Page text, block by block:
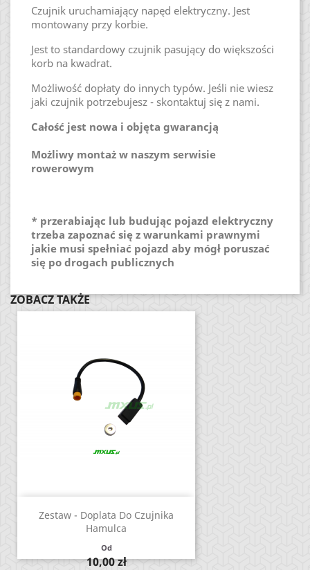
Czujnik uruchamiający napęd elektryczny. Jest
montowany przy korbie.
Jest to standardowy czujnik pasujący do większości
korb na kwadrat.
Możliwość dopłaty do innych typów. Jeśli nie wiesz
jaki czujnik potrzebujesz - skontaktuj się z nami.
Całość jest nowa i objęta gwarancją
Możliwy montaż w naszym serwisie
rowerowym
* przerabiając lub budując pojazd elektryczny
trzeba zapoznać się z warunkami prawnymi
jakie musi spełniać pojazd aby mógł poruszać
się po drogach publicznych
ZOBACZ TAKŻE
Zestaw - Doplata Do Czujnika
Hamulca
Od
Cena
10,00 zł